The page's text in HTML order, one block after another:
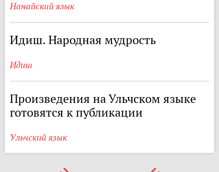
Нанайский язык
Идиш. Народная мудрость
Идиш
Произведения на Ульчском языке
готовятся к публикации
Ульчский язык